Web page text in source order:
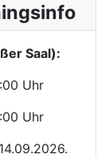
Saal):
Uhr
Uhr